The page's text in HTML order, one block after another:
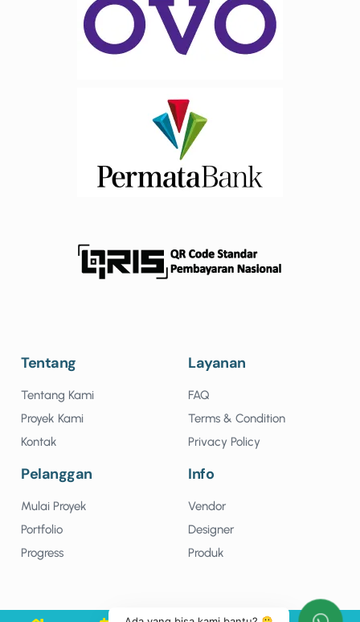
Tentang
Tentang Kami
Proyek Kami
Kontak
Pelanggan
Mulai Proyek
Portfolio
Progress
Layanan
FAQ
Terms & Condition
Privacy Policy
Info
Vendor
Designer
Produk